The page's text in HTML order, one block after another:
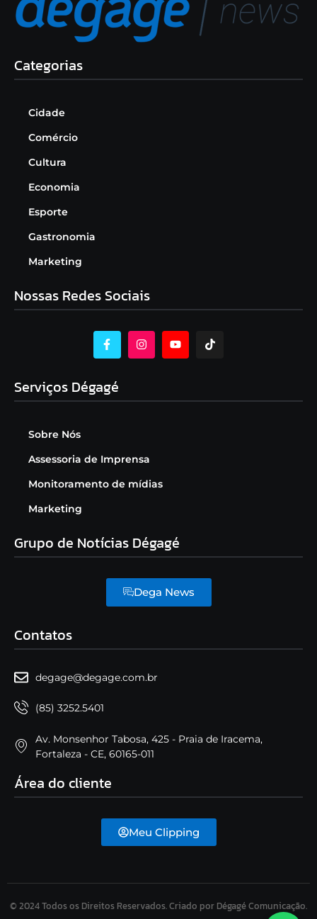
Categorias
Cidade
Comércio
Cultura
Economia
Esporte
Gastronomia
Marketing
Nossas Redes Sociais
Serviços Dégagé
Sobre Nós
Assessoria de Imprensa
Monitoramento de mídias
Marketing
Grupo de Notícias Dégagé
Dega News
Contatos
degage@degage.com.br
(85) 3252.5401
Av. Monsenhor Tabosa, 425 - Praia de Iracema,
Fortaleza - CE, 60165-011
Área do cliente
Meu Clipping
© 2024 Todos os Direitos Reservados. Criado por Dégagé Comunicação.